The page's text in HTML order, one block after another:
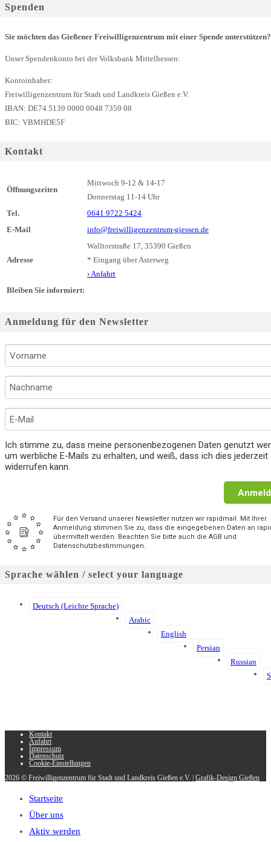
Spenden
Sie möchten das Gießener Freiwilligenzentrum mit einer Spende unterstützen?
Unser Spendenkonto bei der Volksbank Mittelhessen:
Kontoinhaber:
Freiwilligenzentrum für Stadt und Landkreis Gießen e.V.
IBAN: DE74 5139 0000 0048 7359 08
BIC: VBMHDE5F
Kontakt
Öffnungszeiten
Mittwoch 9-12 & 14-17
Donnerstag 11-14 Uhr
Tel.
0641 9722 5424
E-Mail
info@freiwilligenzentrum-giessen.de
Adresse
Walltorstraße 17, 35390 Gießen
* Eingang über Asterweg
› Anfahrt
Bleiben Sie informiert:
Anmeldung für den Newsletter
Ich stimme zu, dass meine personenbezogenen Daten genutzt
um werbliche E-Mails zu erhalten, und weiß, dass ich dies jederzeit
widerrufen kann.
Für den Versand unserer Newsletter nutzen wir rapidmail. Mit Ihrer
Anmeldung stimmen Sie zu, dass die eingegebenen Daten an
übermittelt werden. Beachten Sie bitte auch die AGB und
Datenschutzbestimmungen.
Sprache wählen / select your language
Deutsch (Leichte Sprache)
Arabic
English
Persian
Russian
Kontakt
Anfahrt
Impressum
Datenschutz
Cookie-Einstellungen
2026 © Freiwilligenzentrum für Stadt und Landkreis Gießen e.V. | Grafik-Design Gießen
Startseite
Über uns
Aktiv werden